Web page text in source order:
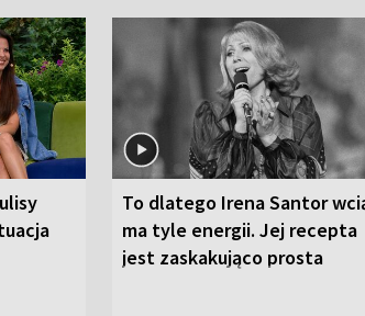
To dlatego Irena Santor
ma tyle energii. Jej recepta
jest zaskakująco prosta